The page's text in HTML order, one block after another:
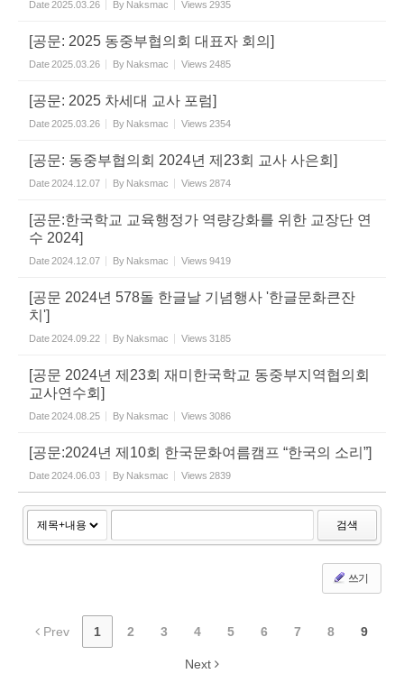
Date2025.03.26 By Naksmac Views 2935
[공문: 2025 동중부협의회 대표자 회의]
Date2025.03.26 By Naksmac Views 2485
[공문: 2025 차세대 교사 포럼]
Date2025.03.26 By Naksmac Views 2354
[공문: 동중부협의회 2024년 제23회 교사 사은회]
Date2024.12.07 By Naksmac Views 2874
[공문:한국학교 교육행정가 역량강화를 위한 교장단 연
수 2024]
Date2024.12.07 By Naksmac Views 9419
[공문 2024년 578돌 한글날 기념행사 '한글문화큰잔
치']
Date2024.09.22 By Naksmac Views 3185
[공문 2024년 제23회 재미한국학교 동중부지역협의회
교사연수회]
Date2024.08.25 By Naksmac Views 3086
[공문:2024년 제10회 한국문화여름캠프 “한국의 소리”]
Date2024.06.03 By Naksmac Views 2839
검색
쓰기
Prev 1 2 3 4 5 6 7 8 9
Next